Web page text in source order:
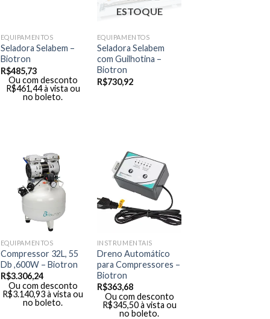
EQUIPAMENTOS
Seladora Selabem –
Biotron
R$485,73
Ou com desconto
R$461,44 à vista ou
no boleto.
ESTOQUE
EQUIPAMENTOS
Seladora Selabem
com Guilhotina –
Biotron
R$730,92
EQUIPAMENTOS
Compressor 32L, 55
Db ,600W – Biotron
R$3.306,24
Ou com desconto
R$3.140,93à vista ou
no boleto.
INSTRUMENTAIS
Dreno Automático
para Compressores –
Biotron
R$363,68
Ou com desconto
R$345,50 à vista ou
no boleto.